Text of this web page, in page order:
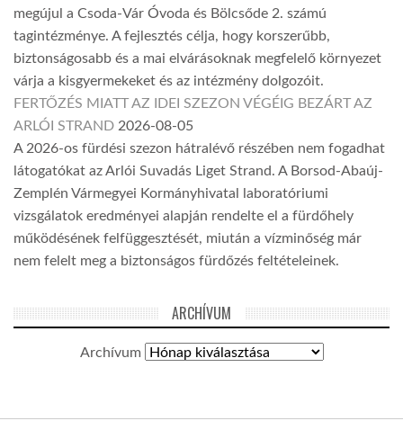
megújul a Csoda-Vár Óvoda és Bölcsőde 2. számú
tagintézménye. A fejlesztés célja, hogy korszerűbb,
biztonságosabb és a mai elvárásoknak megfelelő környezet
várja a kisgyermekeket és az intézmény dolgozóit.
FERTŐZÉS MIATT AZ IDEI SZEZON VÉGÉIG BEZÁRT AZ
ARLÓI STRAND 2026-08-05
A 2026-os fürdési szezon hátralévő részében nem fogadhat
látogatókat az Arlói Suvadás Liget Strand. A Borsod-Abaúj-
Zemplén Vármegyei Kormányhivatal laboratóriumi
vizsgálatok eredményei alapján rendelte el a fürdőhely
működésének felfüggesztését, miután a vízminőség már
nem felelt meg a biztonságos fürdőzés feltételeinek.
ARCHÍVUM
Archívum